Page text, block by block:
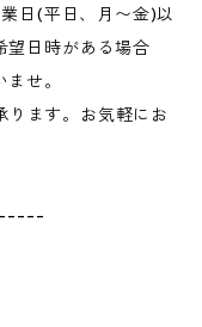
日(平日、月〜金)以
望日時がある場合
せ。
ます。お気軽にお